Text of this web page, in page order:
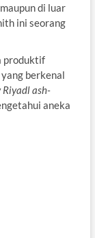
di luar
ini seorang
produktif
berkenal
ash-
aneka